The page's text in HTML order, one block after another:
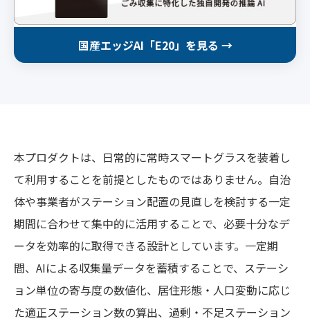
国産エッジAI「E20」を見る →
本プロダクトは、日常的に常時スマートグラスを装着し
て利用することを前提としたものではありません。自治
体や事業者がステーション配置の見直しを検討する一定
期間に合わせて集中的に活用することで、必要十分なデ
ータを効率的に取得できる設計としています。一定期
間、AIによる収集量データを蓄積することで、ステーシ
ョン単位の寄与度の数値化、居住形態・人口変動に応じ
た適正ステーション数の算出、過剰・不足ステーション